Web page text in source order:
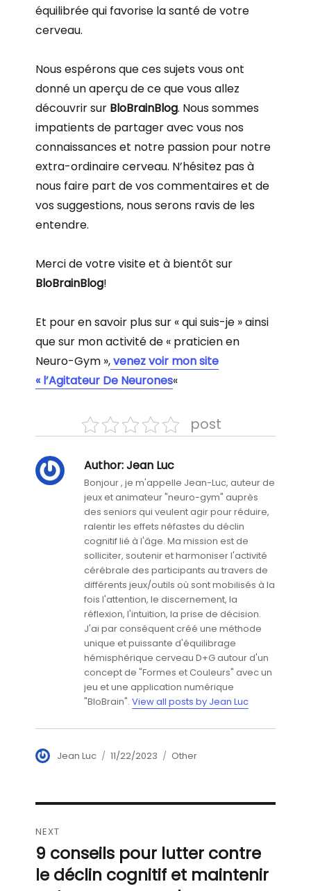
équilibrée qui favorise la santé de votre
cerveau.
Nous espérons que ces sujets vous ont
donné un aperçu de ce que vous allez
découvrir sur BloBrainBlog. Nous sommes
impatients de partager avec vous nos
connaissances et notre passion pour notre
extra-ordinaire cerveau. N’hésitez pas à
nous faire part de vos commentaires et de
vos suggestions, nous serons ravis de les
entendre.
Merci de votre visite et à bientôt sur
BloBrainBlog!
Et pour en savoir plus sur « qui suis-je » ainsi
que sur mon activité de « praticien en
Neuro-Gym »,venez voir mon site
« l’Agitateur De Neurones«
post
Author:Jean Luc
Bonjour , je m'appelle Jean-Luc, auteur de
jeux et animateur "neuro-gym" auprès
des seniors qui veulent agir pour réduire,
ralentir les effets néfastes du déclin
cognitif lié à l'âge. Ma mission est de
solliciter, soutenir et harmoniser l'activité
cérébrale des participants au travers de
différents jeux/outils où sont mobilisés à la
fois l'attention, le discernement, la
réflexion, l'intuition, la prise de décision.
J'ai par conséquent créé une méthode
unique et puissante d'équilibrage
hémisphérique cerveau D+G autour d'un
concept de "Formes et Couleurs" avec un
jeu et une application numérique
"BloBrain".View all posts by Jean Luc
Author
Jean Luc
Posted
11/22/2023 Categories
Other
de
l’article
NEXT
Next
post:
9 conseils pour lutter contre
le déclin cognitif et maintenir